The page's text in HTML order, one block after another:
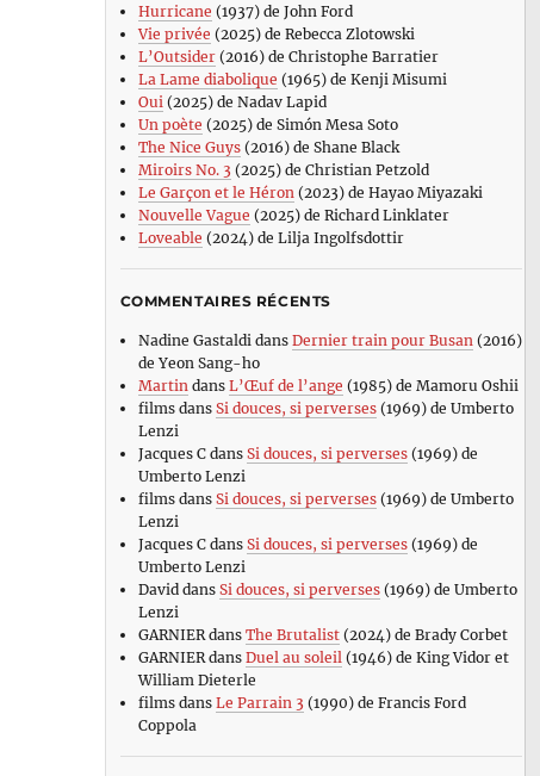
Hurricane (1937) de John Ford
Vie privée (2025) de Rebecca Zlotowski
L’Outsider(2016) de Christophe Barratier
La Lame diabolique (1965) de Kenji Misumi
Oui(2025) de Nadav Lapid
Un poète (2025) de Simón Mesa Soto
The Nice Guys(2016) de Shane Black
Miroirs No. 3 (2025) de Christian Petzold
Le Garçon et le Héron(2023) de Hayao Miyazaki
Nouvelle Vague (2025) de Richard Linklater
Loveable (2024) de Lilja Ingolfsdottir
COMMENTAIRES RÉCENTS
Nadine Gastaldi dans Dernier train pour Busan (2016)
de Yeon Sang-ho
Martin dans L’Œuf de l’ange (1985) de Mamoru Oshii
filmsdans Si douces, si perverses(1969) de Umberto
Lenzi
Jacques Cdans Si douces, si perverses(1969) de
Umberto Lenzi
filmsdans Si douces, si perverses(1969) de Umberto
Lenzi
Jacques Cdans Si douces, si perverses(1969) de
Umberto Lenzi
David dans Si douces, si perverses(1969) de Umberto
Lenzi
GARNIERdans The Brutalist(2024) de Brady Corbet
GARNIERdans Duel au soleil (1946) de King Vidor et
William Dieterle
filmsdans Le Parrain 3 (1990) de Francis Ford
Coppola